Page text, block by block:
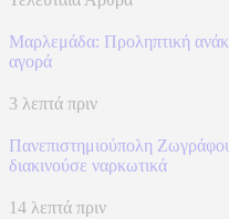
Μαρλεμάδα: Προληπτική
αγορά
3 λεπτά πριν
Πανεπιστημιούπολη
διακινούσε ναρκωτικά
14 λεπτά πριν